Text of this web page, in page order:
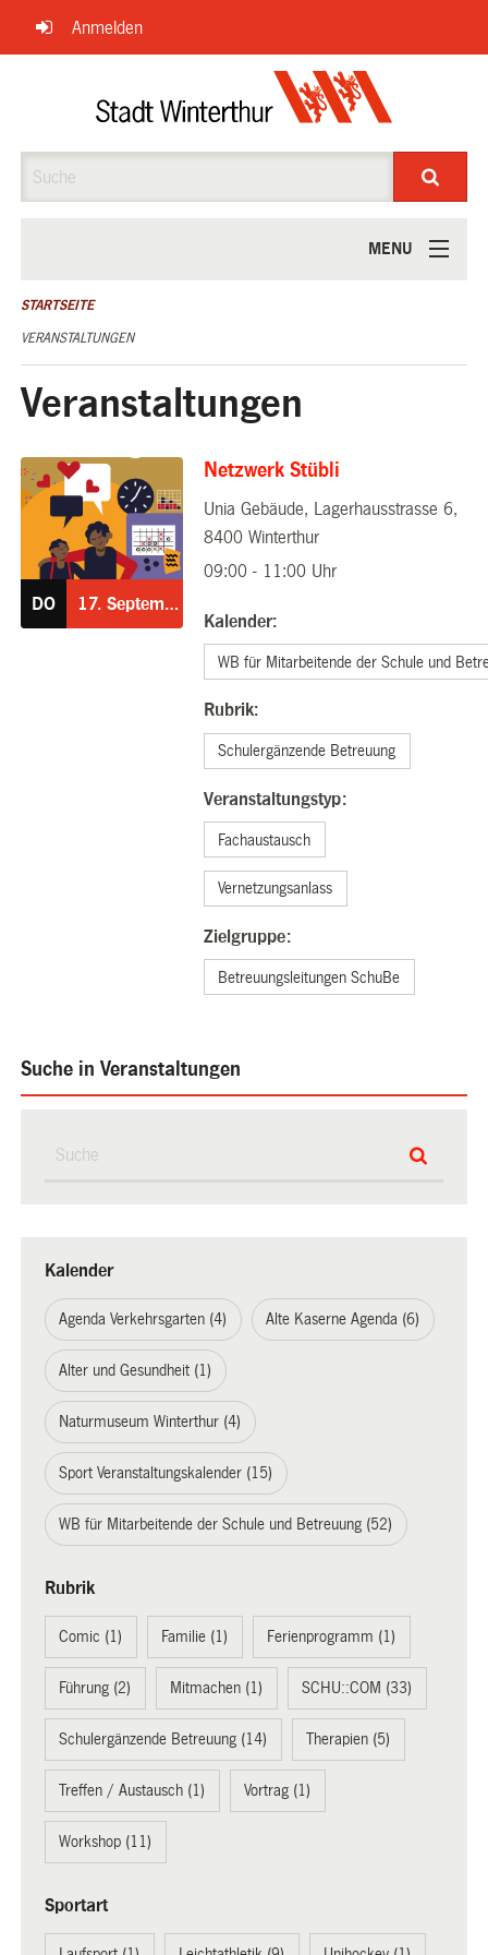
Navigation
überspringen
Anmelden
MENU
ÜBER UNS
STARTSEITE
VERANSTALTUNGEN
Veranstaltungen
DO 17. September
Netzwerk Stübli
Unia Gebäude, Lagerhausstrasse 6,
8400 Winterthur
09:00 - 11:00 Uhr
Kalender:
WB für Mitarbeitende der Schule und
Rubrik:
Schulergänzende Betreuung
Veranstaltungstyp:
Fachaustausch
Vernetzungsanlass
Zielgruppe:
Betreuungsleitungen SchuBe
Suche in Veranstaltungen
Kalender
Agenda Verkehrsgarten (4) Alte Kaserne Agenda (6)
Alter und Gesundheit (1)
Naturmuseum Winterthur (4)
Sport Veranstaltungskalender (15)
WB für Mitarbeitende der Schule und Betreuung (52)
Rubrik
Comic (1) Familie (1) Ferienprogramm (1)
Führung (2) Mitmachen (1) SCHU::COM (33)
Schulergänzende Betreuung (14) Therapien (5)
Treffen / Austausch (1) Vortrag (1)
Workshop (11)
Sportart